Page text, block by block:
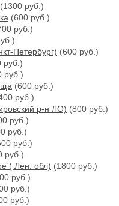
(1300 руб.)
(600 руб.)
руб.)
Петербург) (600 руб.)
руб.)
руб.)
(600 руб.)
руб.)
р-н ЛО) (800 руб.)
руб.)
руб.)
руб.)
руб.)
( Лен. обл) (1800 руб.)
руб.)
руб.)
руб.)